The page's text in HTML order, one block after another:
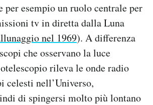
per esempio un ruolo centrale per
tv in diretta dalla Luna
nel 1969). A differenza
che osservano la luce
rileva le onde radio
celesti nell’Universo,
di spingersi molto più lontano